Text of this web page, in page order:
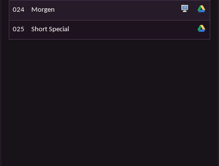
024 Morgen
025 Short Special